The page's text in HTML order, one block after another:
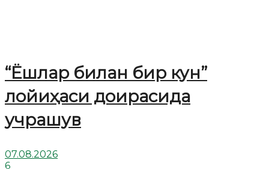
“Ёшлар билан бир кун”
лойиҳаси доирасида
учрашув
07.08.2026
6